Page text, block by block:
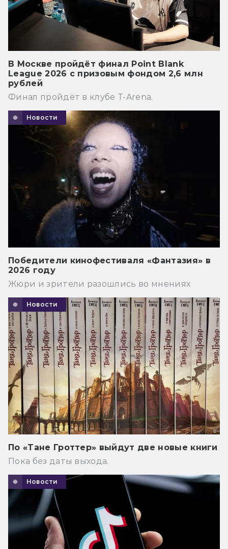
В Москве пройдёт финал Point Blank
League 2026 с призовым фондом 2,6 млн
рублей
Финал пройдёт в клубе T-Arena.
Новости
Победители кинофестиваля «Фантазия» в
2026 году
Жюри и зрители разошлись во мнениях
Новости
По «Тане Гроттер» выйдут две новые книги
Пока без даты выхода.
Новости